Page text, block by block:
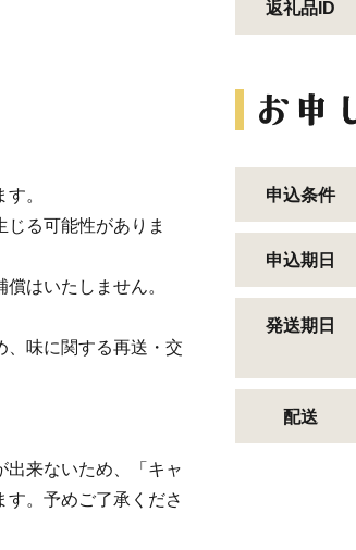
。
る可能性がありま
はいたしません。
味に関する再送・交
来ないため、「キャ
す。予めご了承くださ
返礼品ID
申込条件
申込期日
発送期日
配送